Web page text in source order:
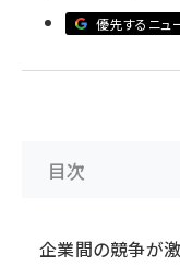
revico (744)
優先するニュ
目次
企業間の競争が